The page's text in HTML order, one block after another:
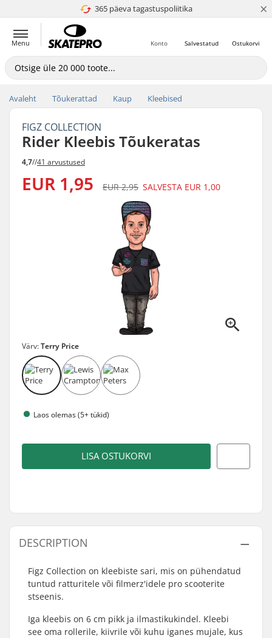
365 päeva tagastuspoliitika
4.8 paljaks 5 ×
Menu Ostukorvi
Salvestatud
Konto
Avaleht Tõukerattad Kaup Kleebised
FIGZ COLLECTION
Rider Kleebis Tõukeratas
4,7//41 arvustused
EUR 1,95 EUR 2,95 SALVESTA EUR 1,00
Värv:Terry Price
Laos olemas (5+ tükid)
LISA OSTUKORVI
DESCRIPTION
Figz Collection on kleebiste sari, mis on pühendatud
tuntud ratturitele või filmerz'idele pro scooterite
stseenis.
Iga kleebis on 6 cm pikk ja ilmastikukindel. Kleebi
see oma rollerile, kiivrile või kuhu iganes mujale, kus